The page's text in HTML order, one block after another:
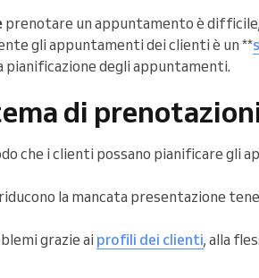
prenotare un appuntamento è
gli appuntamenti dei clienti è un **
pianificazione degli appuntamenti.
di
che i clienti possano pianificare gli
la mancata presentazione
grazie ai profili dei clienti, alla